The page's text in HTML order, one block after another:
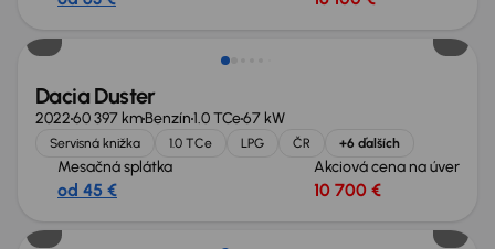
Dacia Duster
202260 397 kmBenzín1.0 TCe67 kW
Servisná knižka 1.0 TCe LPG ČR +6 ďalších
Mesačná splátka
od 45 €
Akciová cena na úver
10 700 €
Zlacnené o 2 000 €